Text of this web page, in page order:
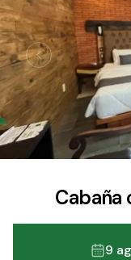
Cabaña
9